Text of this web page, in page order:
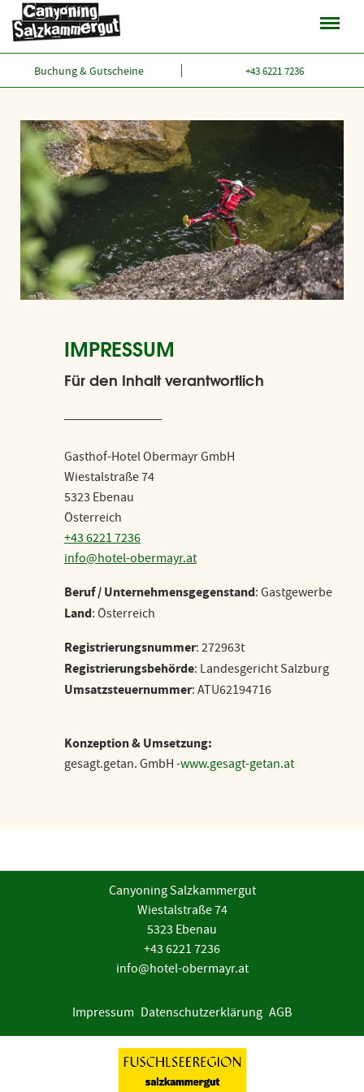
Das Abenteuer
Almbach-Canyoning
Strubklamm-Canyoning
Individuelle Touren
Erlebnisschlucht Salzachöfen
Rein ins Vergnügen
Die Guides
Max Obermayr im Porträt
Für Firmen
Für Familien
Preise
FAQ - Wissenswertes
Lage & Anfahrt
Buchung & Gutscheine +43 6221 7236
IMPRESSUM
Für den Inhalt verantwortlich
Gasthof-Hotel Obermayr GmbH
Wiestalstraße 74
5323 Ebenau
Österreich
+43 6221 7236
info@hotel-obermayr.at
Beruf / Unternehmensgegenstand: Gastgewerbe
Land: Österreich
Registrierungsnummer: 272963t
Registrierungsbehörde: Landesgericht Salzburg
Umsatzsteuernummer: ATU62194716
Konzeption & Umsetzung:
gesagt.getan. GmbH -www.gesagt-getan.at
Canyoning Salzkammergut
Wiestalstraße 74
5323 Ebenau
+43 6221 7236
info@hotel-obermayr.at
Impressum Datenschutzerklärung AGB